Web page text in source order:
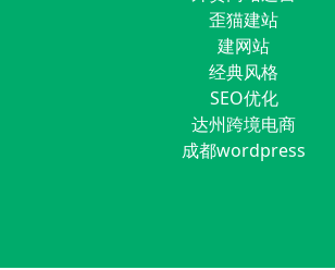
歪猫建站
建网站
经典风格
SEO优化
达州跨境电商
成都wordpress